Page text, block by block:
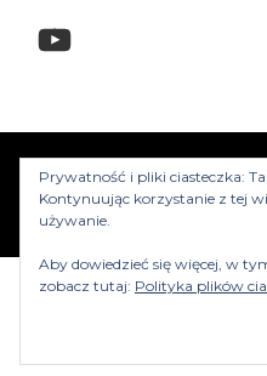
YouTube
www.myzwiedzamy.pl
Blossom
Prywatność i pliki ciasteczka:
Kontynuując korzystanie z tej
używanie.
Aby dowiedzieć się więcej, w
zobacz tutaj: Polityka plików